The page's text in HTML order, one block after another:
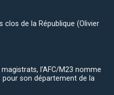
clos de la République (Olivier
magistrats, l’AFC/M23 nomme
pour son département de la